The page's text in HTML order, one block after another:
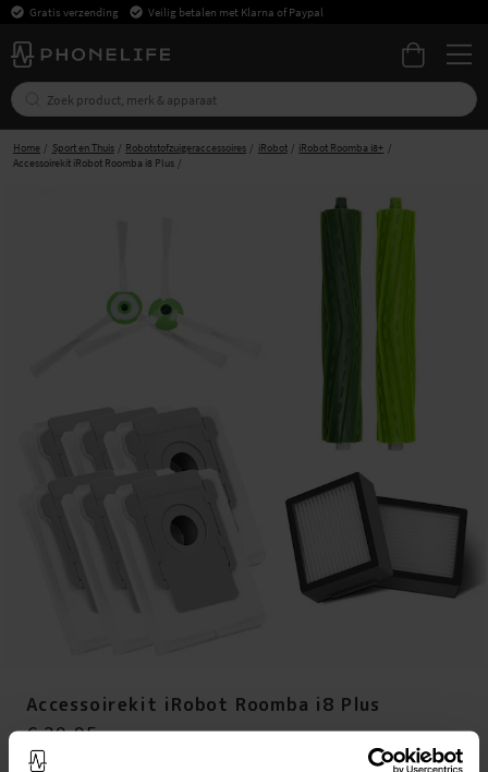
Gratis verzending Veilig betalen met Klarna of Paypal
Home Sport en Thuis Robotstofzuigeraccessoires iRobot
iRobot Roomba i8+
Accessoirekit iRobot Roomba i8 Plus
Accessoirekit iRobot Roomba i8 Plus
Prijs:€ 39,95
€ 39,95